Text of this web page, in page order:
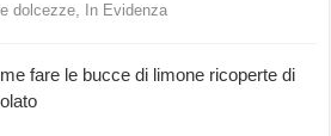
dolcezze,
In Evidenza